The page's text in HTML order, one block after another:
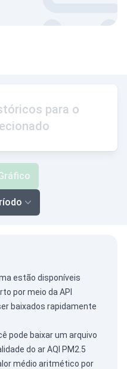
para o
estão disponíveis
por meio da API
baixados rapidamente
pode baixar um arquivo
do ar AQI PM2.5
médio aritmético por